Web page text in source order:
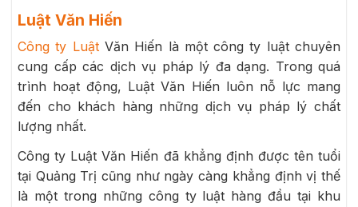
Luật Văn Hiến
Công ty LuậtVăn Hiến là một công ty luật chuyên
cung cấp các dịch vụ pháp lý đa dạng. Trong quá
trình hoạt động, Luật Văn Hiến luôn nỗ lực mang
đến cho khách hàng những dịch vụ pháp lý chất
lượng nhất.
Công ty Luật Văn Hiến đã khẳng định được tên tuổi
tại Quảng Trị cũng như ngày càng khẳng định vị thế
là một trong những công ty luật hàng đầu tại khu